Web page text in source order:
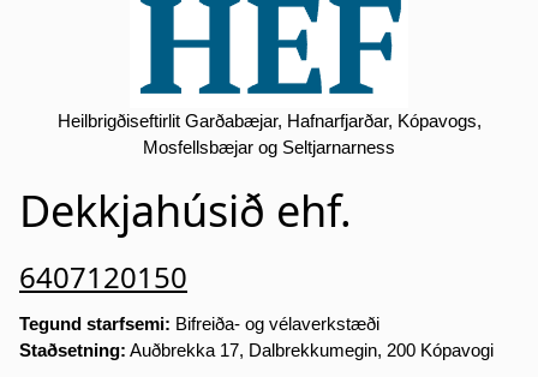
Heilbrigðiseftirlit Garðabæjar, Hafnarfjarðar, Kópavogs,
Mosfellsbæjar og Seltjarnarness
Dekkjahúsið ehf.
6407120150
Tegund starfsemi: Bifreiða- og vélaverkstæði
Staðsetning: Auðbrekka 17, Dalbrekkumegin, 200 Kópavogi